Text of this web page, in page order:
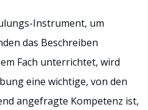
Instrument, um
das Beschreiben
Fach unterrichtet, wird
eine wichtige, von den
angefragte Kompetenz ist,